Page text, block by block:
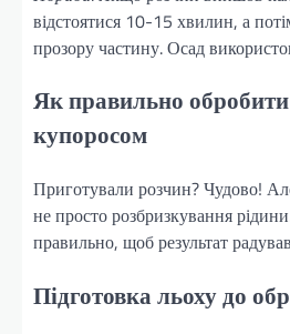
відстоятися 10-15 хвилин, а
прозору частину. Осад
Як правильно
купоросом
Приготували розчин? Чудово!
не просто розбризкування
правильно, щоб результат
Підготовка льоху до